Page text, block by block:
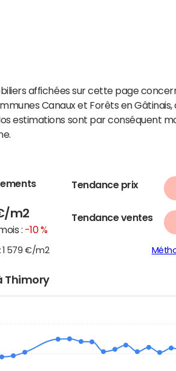
affichées sur cette page
Canaux et Forêts en Gâtinais,
estimations sont par conséquent
m2
: -10 %
Tendance prix
Tendance ventes
1 579 €/m2
Thimory